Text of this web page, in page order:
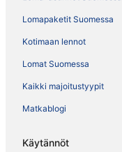
Lomapaketit Suomessa
Kotimaan lennot
Lomat Suomessa
Kaikki majoitustyypit
Matkablogi
Käytännöt